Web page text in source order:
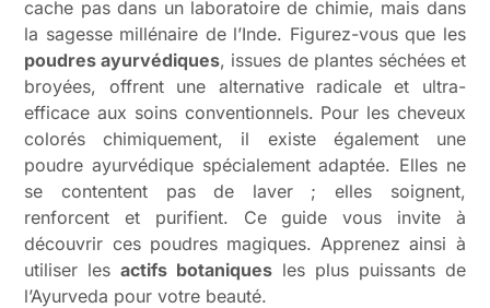
cache pas dans un laboratoire de chimie, mais dans
la sagesse millénaire de l’Inde. Figurez-vous que les
poudres ayurvédiques, issues de plantes séchées et
broyées, offrent une alternative radicale et ultra-
efficace aux soins conventionnels. Pour les cheveux
colorés chimiquement, il existe également une
poudre ayurvédique spécialement adaptée. Elles ne
se contentent pas de laver ; elles soignent,
renforcent et purifient. Ce guide vous invite à
découvrir ces poudres magiques. Apprenez ainsi à
utiliser lesactifs botaniques les plus puissants de
l’Ayurveda pour votre beauté.